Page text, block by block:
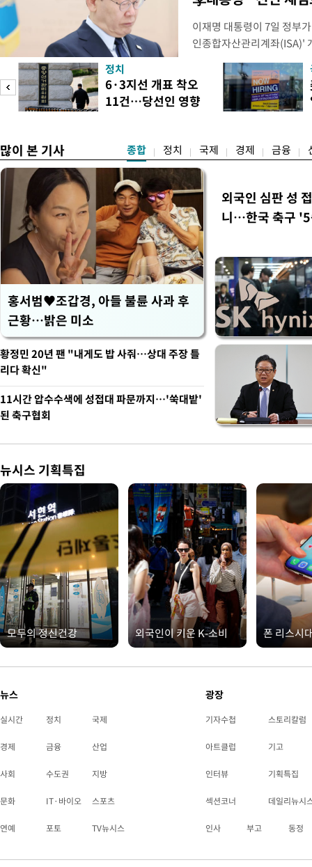
이재명 대통령이 7일 정부
인종합자산관리계좌(ISA)'
안'을 전면 재검토 할 것을
들과의 상황 점검 회의에서
지법안을 둘러싼 투자자들
았다. 이 자리에서 이 대통
정치
6·3지선 개표 착오
11건…당선인 영향
많이 본 기사 종합 정치 국제 경제 금융
홍서범♥조갑경, 아들 불륜 사과 후
근황…밝은 미소
외국인 심판 성
니…한국 축구
황정민 20년 팬 "내게도 밥 사줘…상대 주장 틀
리다 확신"
11시간 압수수색에 성접대 파문까지…'쑥대밭'
된 축구협회
뉴시스 기획특집
모두의 정신건강 외국인이 키운 K-소비 폰 리스시
뉴스
실시간 정치 국제
경제 금융 산업
사회 수도권 지방
문화 IT·바이오 스포츠
연예 포토 TV뉴시스
광장
기자수첩 스토리칼럼
아트클럽 기고
인터뷰 기획특집
섹션코너 데일리뉴시
인사 부고 동정